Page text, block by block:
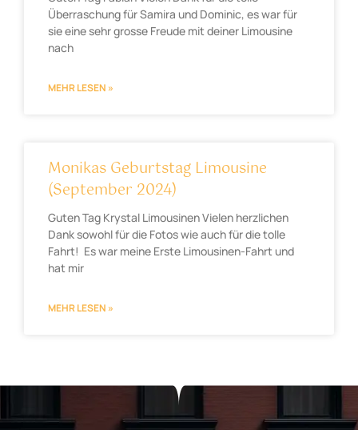
Überraschung für Samira und Dominic, es war für
sie eine sehr grosse Freude mit deiner Limousine
nach
MEHR LESEN »
Monikas Geburtstag Limousine
(September 2024)
Guten Tag Krystal Limousinen Vielen herzlichen
Dank sowohl für die Fotos wie auch für die tolle
Fahrt! Es war meine Erste Limousinen-Fahrt und
hat mir
MEHR LESEN »